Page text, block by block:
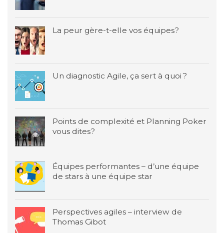
La peur gère-t-elle vos équipes?
Un diagnostic Agile, ça sert à quoi ?
Points de complexité et Planning Poker
vous dites?
Équipes performantes – d’une équipe
de stars à une équipe star
Perspectives agiles – interview de
Thomas Gibot